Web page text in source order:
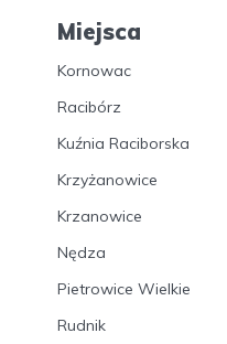
Miejsca
Kornowac
Racibórz
Kuźnia Raciborska
Krzyżanowice
Krzanowice
Nędza
Pietrowice Wielkie
Rudnik